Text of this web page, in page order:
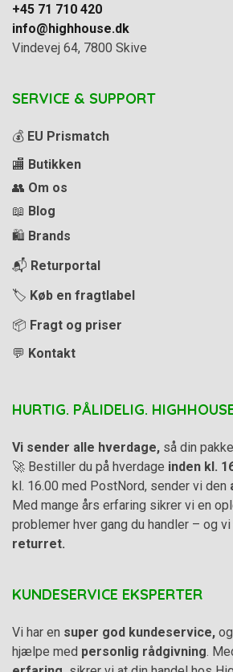
+45 71 710 420
info@highhouse.dk
Vindevej 64, 7800 Skive
SERVICE & SUPPORT
💰 EU Prismatch
🏬 Butikken
👥 Om os
📖 Blog
🛍️ Brands
📬 Returportal
🏷️ Køb en fragtlabel
📦 Fragt og priser
💬 Kontakt
HURTIG. PÅLIDELIG.
Vi sender alle hverdage, så din
🚀 Bestiller du på hverdage inden kl.
kl. 16.00 med PostNord, sender vi den
Med mange års erfaring sikrer vi en
problemer hver gang du handler – og
returret.
KUNDESERVICE EKSPERTER
Vi har en super god kundeservice,
hjælpe med personlig rådgivning .